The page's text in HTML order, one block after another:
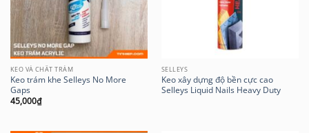
KEO VÀ CHẤT TRÁM
Keo trám khe Selleys No More
Gaps
45,000₫
SELLEYS
Keo xây dựng độ bền cực cao
Selleys Liquid Nails Heavy Duty